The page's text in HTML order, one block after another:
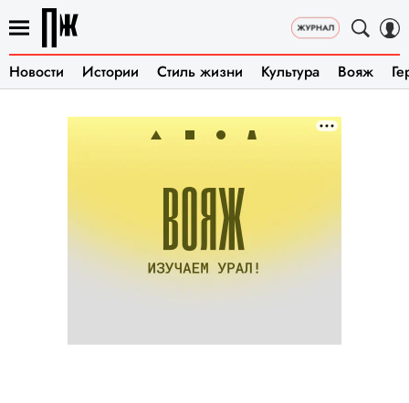
Новости Истории Стиль жизни Культура Вояж